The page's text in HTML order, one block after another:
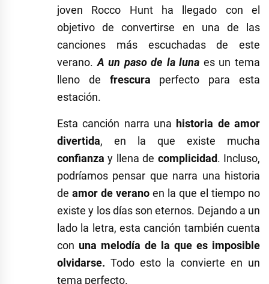
joven Rocco Hunt ha llegado con el
objetivo de convertirse en una de las
canciones más escuchadas de este
verano.A un paso de la luna es un tema
lleno de frescura perfecto para esta
estación.
Esta canción narra una historia de amor
divertida, en la que existe mucha
confianza y llena de complicidad. Incluso,
podríamos pensar que narra una historia
de amor de verano en la que el tiempo no
existe y los días son eternos. Dejando a un
lado la letra, esta canción también cuenta
con una melodía de la que es imposible
olvidarse. Todo esto la convierte en un
tema perfecto.